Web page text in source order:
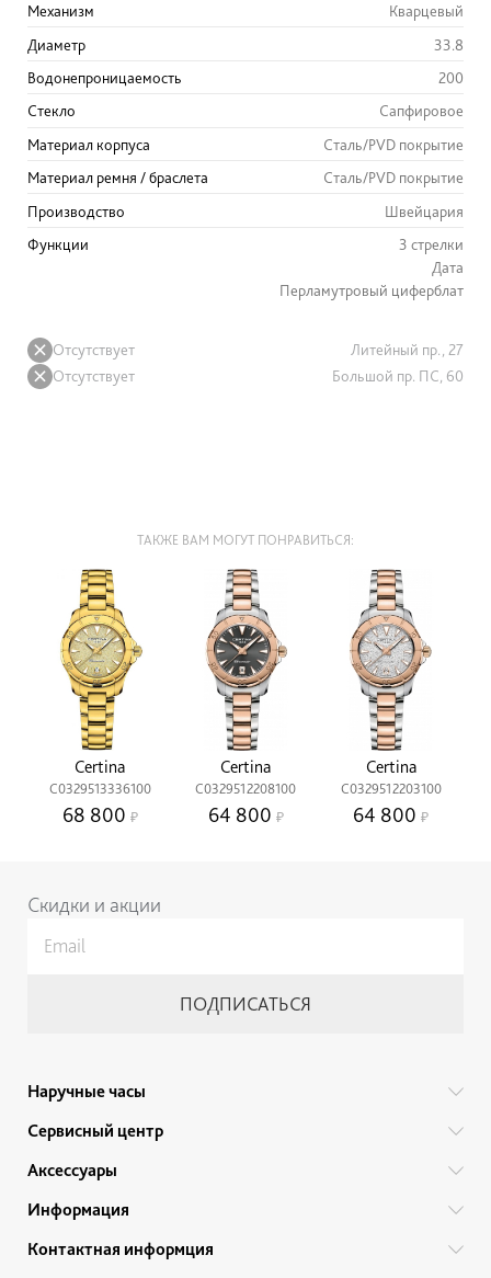
Механизм
Кварцевый
Диаметр
33.8
Водонепроницаемость
200
Стекло
Сапфировое
Материал корпуса
Сталь/PVD покрытие
Материал ремня / браслета
Сталь/PVD покрытие
Производство
Швейцария
Функции
3 стрелки
Дата
Перламутровый циферблат
Отсутствует
Литейный пр., 27
Отсутствует
Большой пр. ПС, 60
ТАКЖЕ ВАМ МОГУТ ПОНРАВИТЬСЯ:
Certina
C0329513336100
68 800
Certina
C0329512208100
64 800
Certina
C0329512203100
64 800
Скидки и акции
Наручные часы
Все бренды
Женские часы
Детские часы
Сервисный центр
Гарантийный ремонт
Прайс
Советы по уходу
Аксессуары
Ручки
Ремешки для часов
Информация
Привилегии
Контактная информция